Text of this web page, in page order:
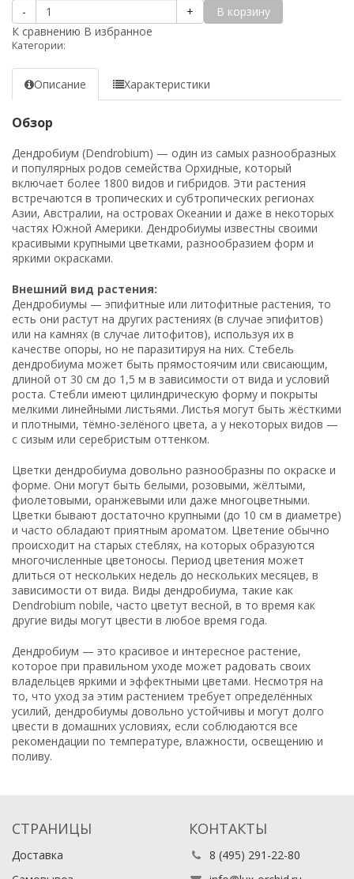
- +
В корзину
К сравнению В избранное
Категории:
Описание Характеристики
Обзор
Дендробиум (Dendrobium) — один из самых разнообразных
и популярных родов семейства Орхидные, который
включает более 1800 видов и гибридов. Эти растения
встречаются в тропических и субтропических регионах
Азии, Австралии, на островах Океании и даже в некоторых
частях Южной Америки. Дендробиумы известны своими
красивыми крупными цветками, разнообразием форм и
яркими окрасками.
Внешний вид растения:
Дендробиумы — эпифитные или литофитные растения, то
есть они растут на других растениях (в случае эпифитов)
или на камнях (в случае литофитов), используя их в
качестве опоры, но не паразитируя на них. Стебель
дендробиума может быть прямостоячим или свисающим,
длиной от 30 см до 1,5 м в зависимости от вида и условий
роста. Стебли имеют цилиндрическую форму и покрыты
мелкими линейными листьями. Листья могут быть жёсткими
и плотными, тёмно-зелёного цвета, а у некоторых видов —
с сизым или серебристым оттенком.
Цветки дендробиума довольно разнообразны по окраске и
форме. Они могут быть белыми, розовыми, жёлтыми,
фиолетовыми, оранжевыми или даже многоцветными.
Цветки бывают достаточно крупными (до 10 см в диаметре)
и часто обладают приятным ароматом. Цветение обычно
происходит на старых стеблях, на которых образуются
многочисленные цветоносы. Период цветения может
длиться от нескольких недель до нескольких месяцев, в
зависимости от вида. Виды дендробиума, такие как
Dendrobium nobile, часто цветут весной, в то время как
другие виды могут цвести в любое время года.
Дендробиум — это красивое и интересное растение,
которое при правильном уходе может радовать своих
владельцев яркими и эффектными цветами. Несмотря на
то, что уход за этим растением требует определённых
усилий, дендробиумы довольно устойчивы и могут долго
цвести в домашних условиях, если соблюдаются все
рекомендации по температуре, влажности, освещению и
поливу.
СТРАНИЦЫ
Доставка
КОНТАКТЫ
8 (495) 291-22-80